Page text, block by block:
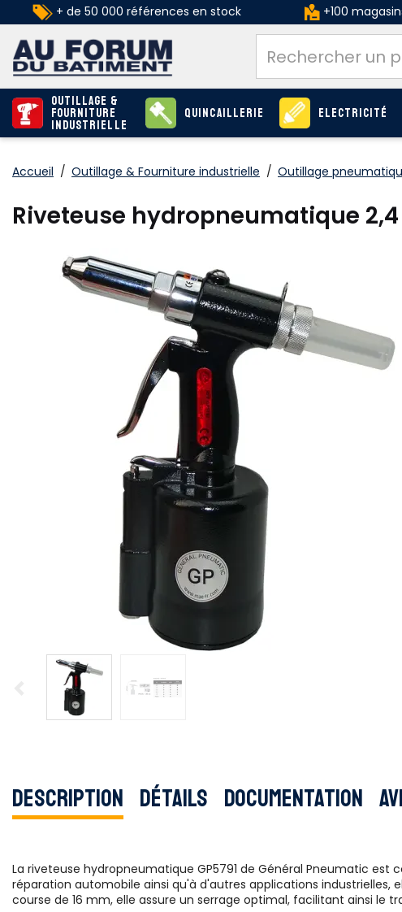
+ de 50 000 références en stock +100
Outillage &
Fourniture
industrielle
Quincaillerie Electricité
Accueil / Outillage & Fourniture industrielle / Outillage
Riveteuse hydropneumatique 2,4
Description Détails Documentation
La riveteuse hydropneumatique GP5791 de Général Pneumatic
réparation automobile ainsi qu'à d'autres applications
course de 16 mm, elle assure un serrage optimal, facilitant ainsi le